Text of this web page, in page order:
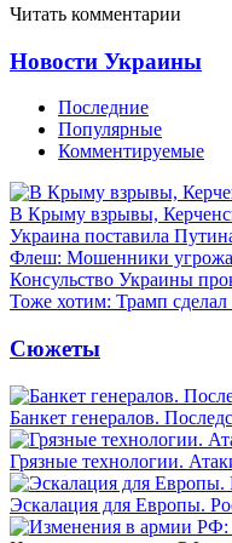
Читать комментарии
Новости Украины
Последние
Популярные
Комментируемые
В Крыму взрывы,
Украина поставила
Флеш: Мошенники
Консульство Украины
Тоже хотим: Трамп сделал
Сюжеты
Банкет генералов.
Грязные технологии.
Эскалация для Европы.